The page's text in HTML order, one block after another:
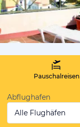
Pauschalreisen
Abflughafen
Alle Flughäfen